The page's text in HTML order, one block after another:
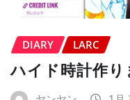
DIARY LARC
ハイド時計作